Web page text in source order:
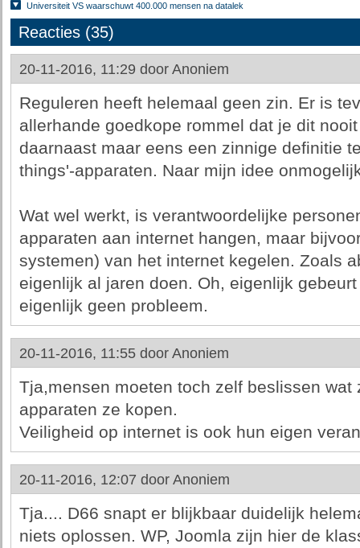
Universiteit VS waarschuwt 400.000 mensen na datalek
Reacties (35)
20-11-2016, 11:29 door Anoniem
Reguleren heeft helemaal geen zin. Er is
allerhande goedkope rommel dat je dit
daarnaast maar eens een zinnige definitie
things'-apparaten. Naar mijn idee
Wat wel werkt, is verantwoordelijke
apparaten aan internet hangen, maar
systemen) van het internet kegelen. Zoals
eigenlijk al jaren doen. Oh, eigenlijk
eigenlijk geen probleem.
20-11-2016, 11:55 door Anoniem
Tja,mensen moeten toch zelf beslissen wat
apparaten ze kopen.
Veiligheid op internet is ook hun eigen
20-11-2016, 12:07 door Anoniem
Tja.... D66 snapt er blijkbaar duidelijk
niets oplossen. WP, Joomla zijn hier de